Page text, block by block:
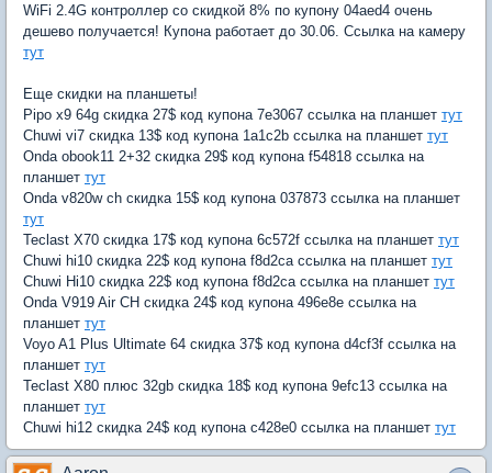
WiFi 2.4G контроллер со скидкой 8% по купону 04aed4 очень
дешево получается! Купона работает до 30.06. Ссылка на камеру
тут
Еще скидки на планшеты!
Pipo x9 64g скидка 27$ код купона 7e3067 ссылка на планшет тут
Chuwi vi7 скидка 13$ код купона 1a1c2b ссылка на планшет тут
Onda obook11 2+32 скидка 29$ код купона f54818 ссылка на
планшет тут
Onda v820w ch скидка 15$ код купона 037873 ссылка на планшет
тут
Teclast X70 скидка 17$ код купона 6c572f ссылка на планшет тут
Chuwi hi10 скидка 22$ код купона f8d2ca ссылка на планшет тут
Chuwi Hi10 скидка 22$ код купона f8d2ca ссылка на планшет тут
Onda V919 Air CH скидка 24$ код купона 496e8e ссылка на
планшет тут
Voyo A1 Plus Ultimate 64 скидка 37$ код купона d4cf3f ссылка на
планшет тут
Teclast X80 плюс 32gb скидка 18$ код купона 9efc13 ссылка на
планшет тут
Chuwi hi12 скидка 24$ код купона c428e0 ссылка на планшет тут